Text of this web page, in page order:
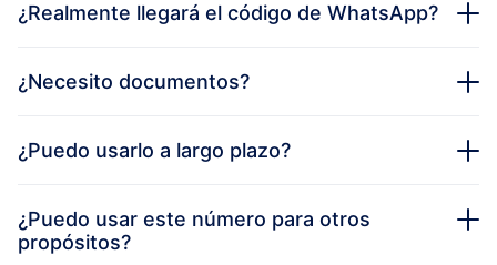
¿Realmente llegará el código de WhatsApp?
¿Necesito documentos?
¿Puedo usarlo a largo plazo?
¿Puedo usar este número para otros
propósitos?